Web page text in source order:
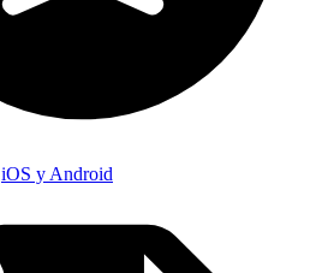
iOS y Android